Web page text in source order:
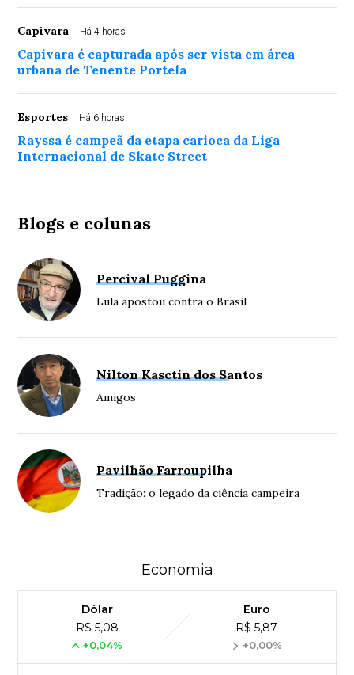
Capivara Há 4 horas
Capivara é capturada após ser vista em área
urbana de Tenente Portela
Esportes Há 6 horas
Rayssa é campeã da etapa carioca da Liga
Internacional de Skate Street
Blogs e colunas
Percival Puggina
Lula apostou contra o Brasil
Nilton Kasctin dos Santos
Amigos
Pavilhão Farroupilha
Tradição: o legado da ciência campeira
Economia
Dólar
R$ 5,08
+0,04%
Euro
R$ 5,87
+0,00%